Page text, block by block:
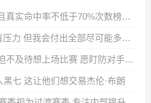
历史上砍下至少30+5+5且真实命中率不低于70%次数榜：詹姆斯居首
希罗谈加盟雄鹿：确实有压力 但我会付出全部尽可能多地打比赛
扎伊尔·威廉姆斯：我已迫不及待想上场比赛 愿盯防对手核心
七 这让他们想交易杰伦·布朗